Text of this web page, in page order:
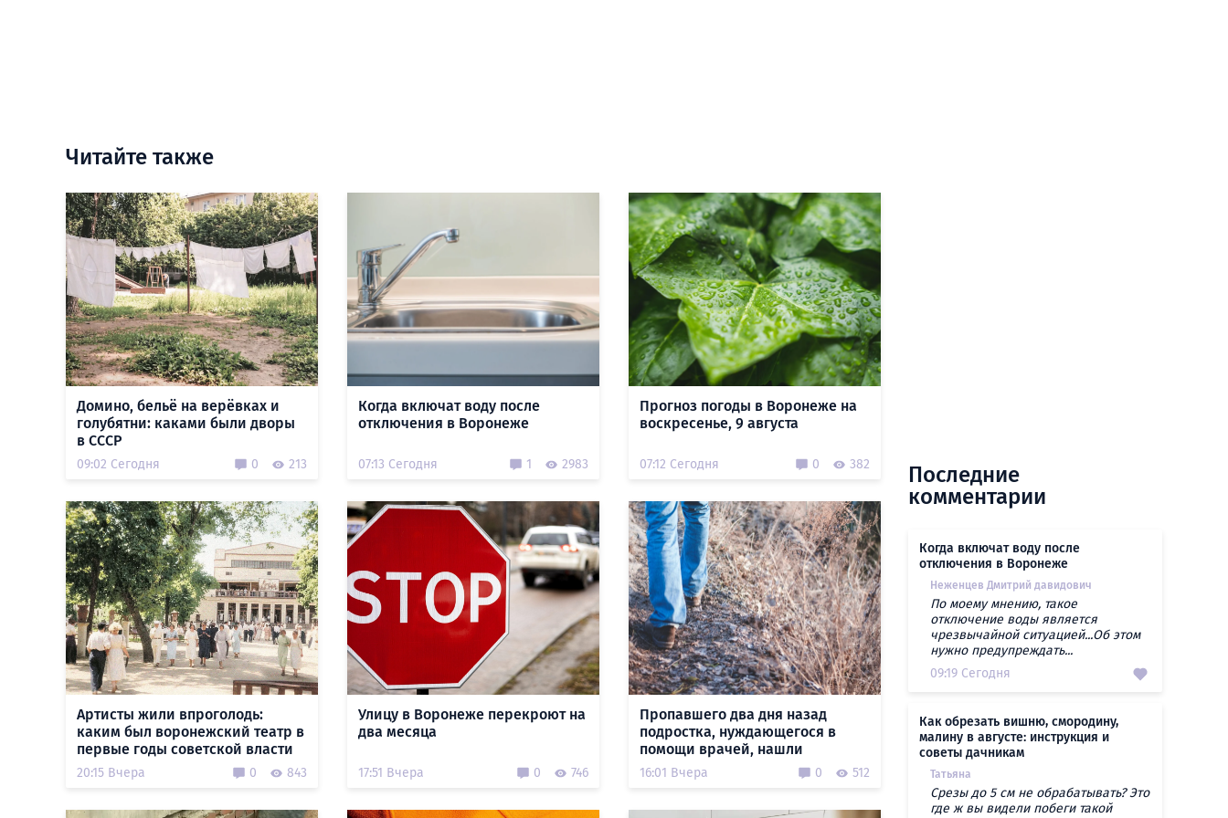
Читайте также
Домино, бельё на верёвках и
голубятни: каками были дворы
в СССР
09:02 Сегодня 0 213
Когда включат воду после
отключения в Воронеже
07:13 Сегодня 1 2983
Прогноз погоды в Воронеже на
воскресенье, 9 августа
07:12 Сегодня 0 382
Артисты жили впроголодь:
каким был воронежский театр в
первые годы советской власти
20:15 Вчера 0 843
Улицу в Воронеже перекроют на
два месяца
17:51 Вчера 0 746
Пропавшего два дня назад
подростка, нуждающегося в
помощи врачей, нашли
16:01 Вчера 0 512
Последние
комментарии
Когда включат воду после
отключения в Воронеже
Неженцев Дмитрий давидович
По моему мнению, такое
отключение воды является
чрезвычайной ситуацией...Об этом
нужно предупреждать...
09:19 Сегодня
Как обрезать вишню, смородину,
малину в августе: инструкция и
советы дачникам
Татьяна
Срезы до 5 см не обрабатывать? Это
где ж вы видели побеги такой